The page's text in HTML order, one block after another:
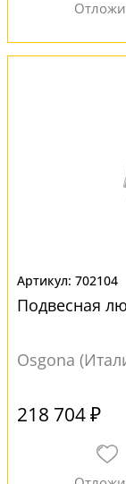
702104
Подвесная
Osgona
218 704 ₽